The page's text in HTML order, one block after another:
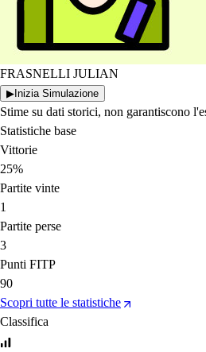
FRASNELLI JULIAN
▶ Inizia Simulazione
Stime su dati storici, non garantiscono
Statistiche base
Vittorie
25%
Partite vinte
1
Partite perse
3
Punti FITP
90
Scopri tutte le statistiche
Classifica